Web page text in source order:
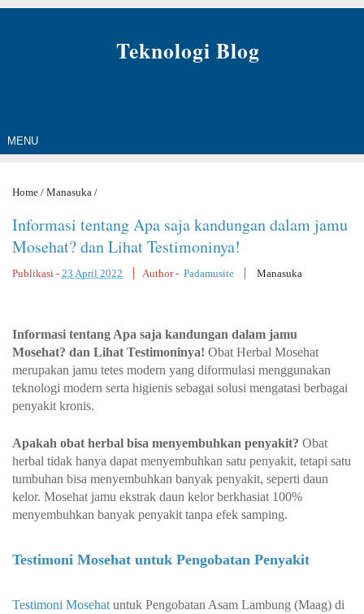
Teknologi Blog
MENU
Home / Manasuka /
Informasi tentang Apa saja kandungan dalam jamu
Mosehat? dan Lihat Testimoninya!
Publikasi - 23 April 2022 Author - Padamusite Manasuka
Informasi tentang Apa saja kandungan dalam jamu
Mosehat? dan Lihat Testimoninya! Obat Herbal Mosehat
merupakan jamu tetes modern yang diformulasi menggunakan
teknologi modern serta higienis sebagai solusi mengatasi berbagai
penyakit kronis.
Apakah obat herbal bisa menyembuhkan penyakit? Obat
herbal tidak hanya dapat menyembuhkan satu penyakit, tetapi satu
tumbuhan bisa menyembuhkan banyak penyakit, seperti daun
kelor. Mosehat jamu ekstrak daun kelor berkhasiat 100%
menyembuhkan banyak penyakit tanpa efek samping.
Testimoni Mosehat untuk Pengobatan Penyakit
Testimoni Mosehat untuk Pengobatan Asam Lambung (Maag) di